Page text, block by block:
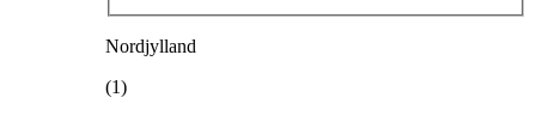
Nordjylland
(1)